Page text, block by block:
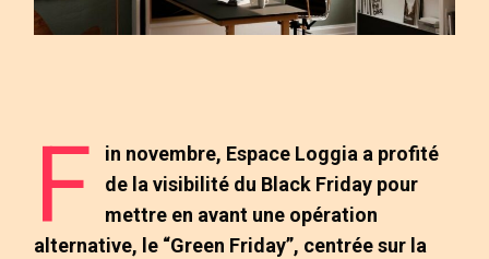
F
in novembre, Espace Loggia a profité
de la visibilité du Black Friday pour
mettre en avant une opération
alternative, le “Green Friday”, centrée sur la